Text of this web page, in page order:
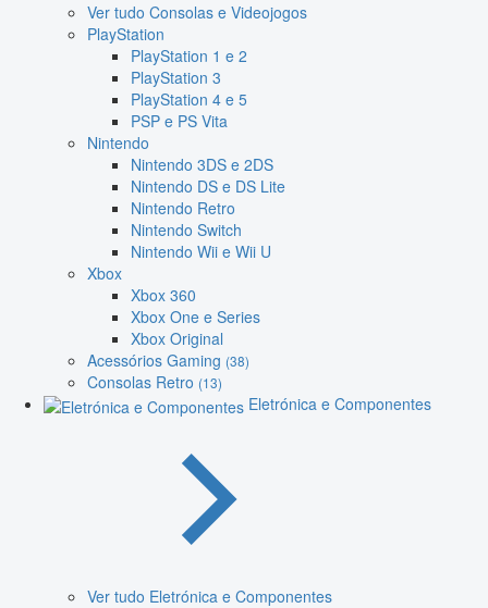
Ver tudo Consolas e Videojogos
PlayStation
PlayStation 1 e 2
PlayStation 3
PlayStation 4 e 5
PSP e PS Vita
Nintendo
Nintendo 3DS e 2DS
Nintendo DS e DS Lite
Nintendo Retro
Nintendo Switch
Nintendo Wii e Wii U
Xbox
Xbox 360
Xbox One e Series
Xbox Original
Acessórios Gaming (38)
Consolas Retro (13)
Eletrónica e Componentes
Ver tudo Eletrónica e Componentes